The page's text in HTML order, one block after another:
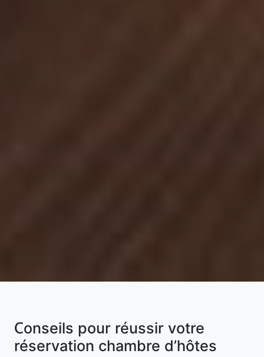
Conseils pour réussir votre
réservation chambre d’hôtes